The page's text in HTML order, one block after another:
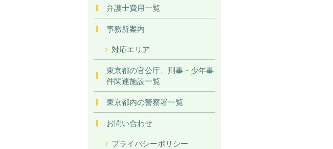
弁護士費用一覧
事務所案内
対応エリア
東京都の官公庁、刑事・少年事
件関連施設一覧
東京都内の警察署一覧
お問い合わせ
プライバシーポリシー